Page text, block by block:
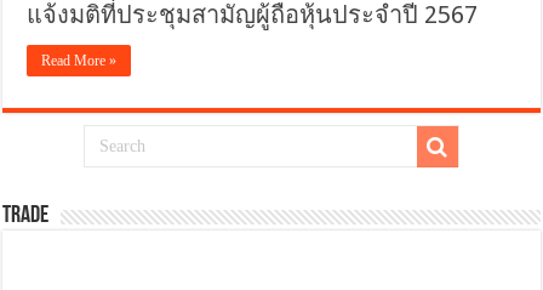
แจ้งมติที่ประชุมสามัญผู้ถือหุ้นประจำปี 2567
Read More »
TRADE